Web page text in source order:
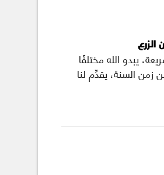
يبدو الله مختلفًا
السنة، يقدِّم لنا